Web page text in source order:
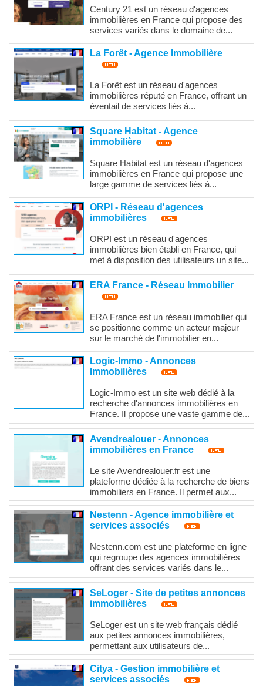
Century 21 est un réseau d'agences
immobilières en France qui propose des
services variés dans le domaine de...
La Forêt - Agence Immobilière
La Forêt est un réseau d'agences
immobilières réputé en France, offrant un
éventail de services liés à...
Square Habitat - Agence
immobilière
Square Habitat est un réseau d'agences
immobilières en France qui propose une
large gamme de services liés à...
ORPI - Réseau d'agences
immobilières
ORPI est un réseau d'agences
immobilières bien établi en France, qui
met à disposition des utilisateurs un site...
ERA France - Réseau Immobilier
ERA France est un réseau immobilier qui
se positionne comme un acteur majeur
sur le marché de l'immobilier en...
Logic-Immo - Annonces
Immobilières
Logic-Immo est un site web dédié à la
recherche d'annonces immobilières en
France. Il propose une vaste gamme de...
Avendrealouer - Annonces
immobilières en France
Le site Avendrealouer.fr est une
plateforme dédiée à la recherche de biens
immobiliers en France. Il permet aux...
Nestenn - Agence immobilière et
services associés
Nestenn.com est une plateforme en ligne
qui regroupe des agences immobilières
offrant des services variés dans le...
SeLoger - Site de petites annonces
immobilières
SeLoger est un site web français dédié
aux petites annonces immobilières,
permettant aux utilisateurs de...
Citya - Gestion immobilière et
services associés